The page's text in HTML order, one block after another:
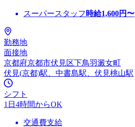
スーパースタッフ 時給1,600円〜
勤務地
面接地
京都府京都市伏見区下鳥羽澱女町
伏見(京都)駅、中書島駅、伏見桃山駅
シフト
1日4時間からOK
交通費支給